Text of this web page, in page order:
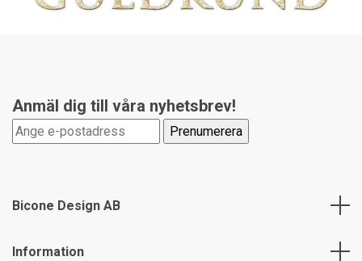
Anmäl dig till våra nyhetsbrev!
Bicone Design AB
Information